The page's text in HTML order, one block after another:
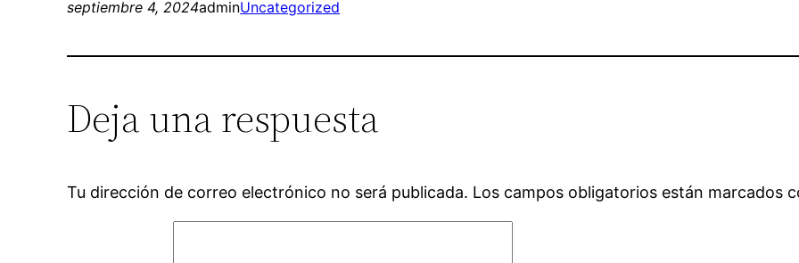
septiembre 4, 2024adminUncategorized
Deja una respuesta
Tu dirección de correo electrónico no será publicada. Los campos obligatorios están marcados